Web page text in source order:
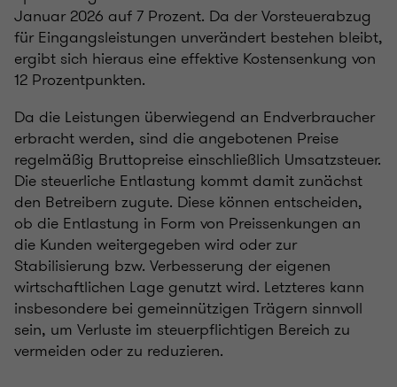
Januar 2026 auf 7 Prozent. Da der Vorsteuerabzug
für Eingangsleistungen unverändert bestehen bleibt,
ergibt sich hieraus eine effektive Kostensenkung von
12 Prozentpunkten.
Da die Leistungen überwiegend an Endverbraucher
erbracht werden, sind die angebotenen Preise
regelmäßig Bruttopreise einschließlich Umsatzsteuer.
Die steuerliche Entlastung kommt damit zunächst
den Betreibern zugute. Diese können entscheiden,
ob die Entlastung in Form von Preissenkungen an
die Kunden weitergegeben wird oder zur
Stabilisierung bzw. Verbesserung der eigenen
wirtschaftlichen Lage genutzt wird. Letzteres kann
insbesondere bei gemeinnützigen Trägern sinnvoll
sein, um Verluste im steuerpflichtigen Bereich zu
vermeiden oder zu reduzieren.